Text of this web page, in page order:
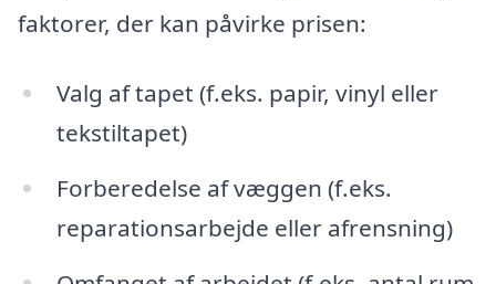
faktorer, der kan påvirke prisen:
Valg af tapet (f.eks. papir, vinyl eller
tekstiltapet)
Forberedelse af væggen (f.eks.
reparationsarbejde eller afrensning)